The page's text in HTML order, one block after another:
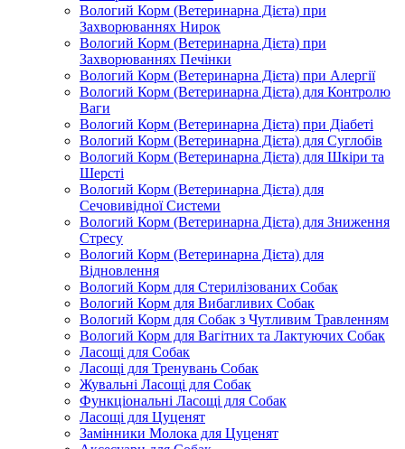
Вологий Корм (Ветеринарна Дієта) при
Захворюваннях Нирок
Вологий Корм (Ветеринарна Дієта) при
Захворюваннях Печінки
Вологий Корм (Ветеринарна Дієта) при Алергії
Вологий Корм (Ветеринарна Дієта) для Контролю
Ваги
Вологий Корм (Ветеринарна Дієта) при Діабеті
Вологий Корм (Ветеринарна Дієта) для Суглобів
Вологий Корм (Ветеринарна Дієта) для Шкіри та
Шерсті
Вологий Корм (Ветеринарна Дієта) для
Сечовивідної Системи
Вологий Корм (Ветеринарна Дієта) для Зниження
Стресу
Вологий Корм (Ветеринарна Дієта) для
Відновлення
Вологий Корм для Стерилізованих Собак
Вологий Корм для Вибагливих Собак
Вологий Корм для Собак з Чутливим Травленням
Вологий Корм для Вагітних та Лактуючих Собак
Ласощі для Собак
Ласощі для Тренувань Собак
Жувальні Ласощі для Собак
Функціональні Ласощі для Собак
Ласощі для Цуценят
Замінники Молока для Цуценят